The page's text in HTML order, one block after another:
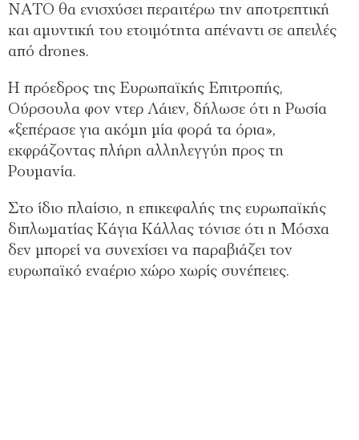
ΝΑΤΟ θα ενισχύσει περαιτέρω την αποτρεπτική
και αμυντική του ετοιμότητα απέναντι σε απειλές
από drones.
Η πρόεδρος της Ευρωπαϊκής Επιτροπής,
Ούρσουλα φον ντερ Λάιεν, δήλωσε ότι η Ρωσία
«ξεπέρασε για ακόμη μία φορά τα όρια»,
εκφράζοντας πλήρη αλληλεγγύη προς τη
Ρουμανία.
Στο ίδιο πλαίσιο, η επικεφαλής της ευρωπαϊκής
διπλωματίας Κάγια Κάλλας τόνισε ότι η Μόσχα
δεν μπορεί να συνεχίσει να παραβιάζει τον
ευρωπαϊκό εναέριο χώρο χωρίς συνέπειες.